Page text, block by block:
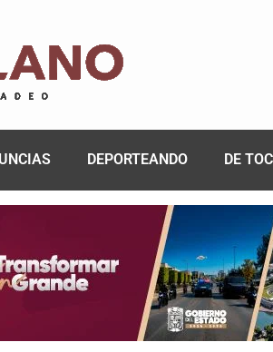
DEPORTEANDO DE